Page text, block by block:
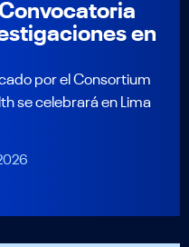
en
por el Consortium
se celebrará en Lima